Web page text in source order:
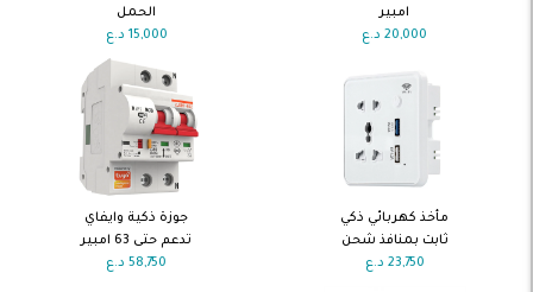
امبير
20,000 د.ع
الحمل
15,000 د.ع
اضف الى
السلة
مأخذ كهربائي ذكي
ثابت بمنافذ شحن
23,750 د.ع
اضف الى
السلة
جوزة ذكية وايفاي
تدعم حتى 63 امبير
58,750 د.ع